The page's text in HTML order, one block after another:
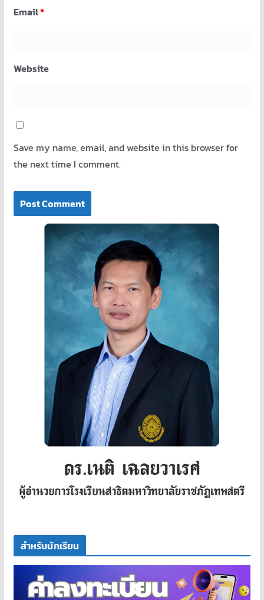
Email*
Website
Save my name, email, and website in this browser for
the next time I comment.
สำหรับนักเรียน